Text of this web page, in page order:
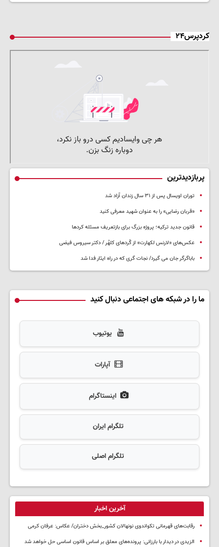
کردپرس۲۴
پربازدیدترین
توران اویسال پس از ۳۱ سال زندان آزاد شد
«قربان رضایی» را به عنوان شهید معرفی کنید
قانون جدید ترکیه؛ پروژه بزرگ‌ برای بازتعریف مسئله کردها
عکس‌های «لارنس لکهارت» از کُردهای کلهُر / دکتر سیروس فیضی
باباگرگر جان می گیرد/ نجات گری که در راه ایثار فدا شد
ما را در شبکه های اجتماعی دنبال کنید
یوتیوب
آپارات
اینستاگرام
تلگرام ایران
تلگرام اصلی
آخرین اخبار
رقابت‌های قهرمانی تکواندوی نونهالان کشور_بخش دختران/ عکاس: عرفان کرمی
الزیدی در دیدار با بارزانی: پرونده‌های معلق بر اساس قانون اساسی حل خواهد شد